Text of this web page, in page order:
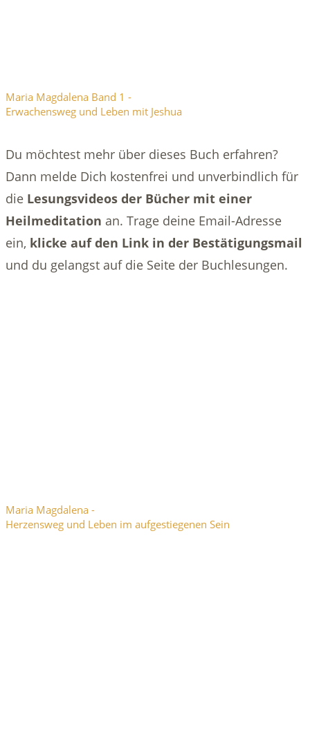
Maria Magdalena Band 1 -
Erwachensweg und Leben mit Jeshua
Du möchtest mehr über dieses Buch erfahren?
Dann melde Dich kostenfrei und unverbindlich für
die Lesungsvideos der Bücher mit einer
Heilmeditation an. Trage deine Email-Adresse
ein, klicke auf den Link in der Bestätigungsmail
und du gelangst auf die Seite der Buchlesungen.
Maria Magdalena -
Herzensweg und Leben im aufgestiegenen Sein